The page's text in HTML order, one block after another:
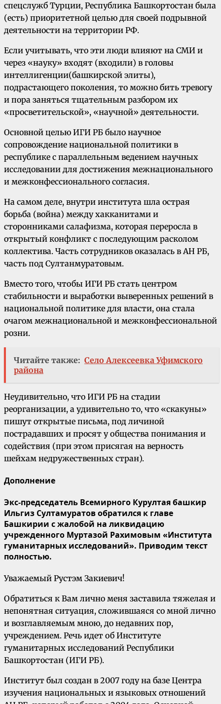
спецслужб Турции, Республика Башкортостан была
(есть) приоритетной целью для своей подрывной
деятельности на территории РФ.
Если учитывать, что эти люди влияют на СМИ и
через «науку» входят (входили) в головы
интеллигенции(башкирской элиты),
подрастающего поколения, то можно бить тревогу
и пора заняться тщательным разбором их
«просветительской», «научной» деятельности.
Основной целью ИГИ РБ было научное
сопровождение национальной политики в
республике с параллельным ведением научных
исследовании для достижения межнационального
и межконфессионального согласия.
На самом деле, внутри института шла острая
борьба (война) между хакканитами и
сторонниками салафизма, которая переросла в
открытый конфликт с последующим расколом
коллектива. Часть сотрудников оказалась в АН РБ,
часть под Султанмуратовым.
Вместо того, чтобы ИГИ РБ стать центром
стабильности и выработки выверенных решений в
национальной политике для власти, она стала
очагом межнациональной и межконфессиональной
розни.
Читайте также: Село Алексеевка Уфимского
района
Неудивительно, что ИГИ РБ на стадии
реорганизации, а удивительно то, что «скакуны»
пишут открытые письма, под личиной
пострадавших и просят у общества понимания и
содействия (при этом присягая на верность
шейхам недружественных стран).
Дополнение
Экс-председатель Всемирного Курултая башкир
Ильгиз Султамуратов обратился к главе
Башкирии с жалобой на ликвидацию
учрежденного Муртазой Рахимовым «Института
гуманитарных исследований». Приводим текст
полностью.
Уважаемый Рустэм Закиевич!
Обратиться к Вам лично меня заставила тяжелая и
непонятная ситуация, сложившаяся со мной лично
и возглавляемым мною, до недавних пор,
учреждением. Речь идет об Институте
гуманитарных исследований Республики
Башкортостан (ИГИ РБ).
Институт был создан в 2007 году на базе Центра
изучения национальных и языковых отношений